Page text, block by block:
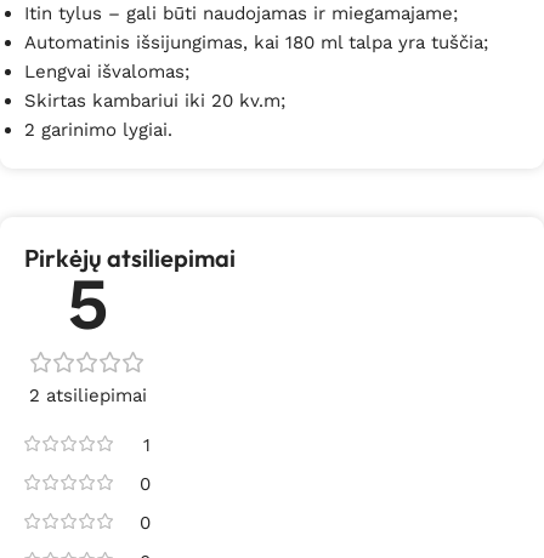
Itin tylus – gali būti naudojamas ir miegamajame;
Automatinis išsijungimas, kai 180 ml talpa yra tuščia;
Lengvai išvalomas;
Skirtas kambariui iki 20 kv.m;
2 garinimo lygiai.
Pirkėjų atsiliepimai
5
2 atsiliepimai
1
0
0